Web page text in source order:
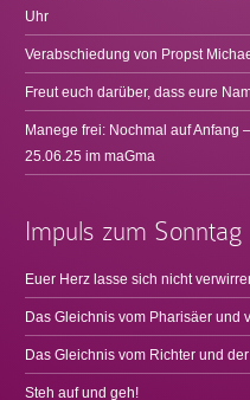
Uhr
Verabschiedung von Propst
Freut euch darüber, dass eure
Manege frei: Nochmal auf Anfang
25.06.25 im maGma
Impuls zum Sonntag
Euer Herz lasse sich nicht
Das Gleichnis vom Pharisäer und
Das Gleichnis vom Richter und
Steh auf und geh!